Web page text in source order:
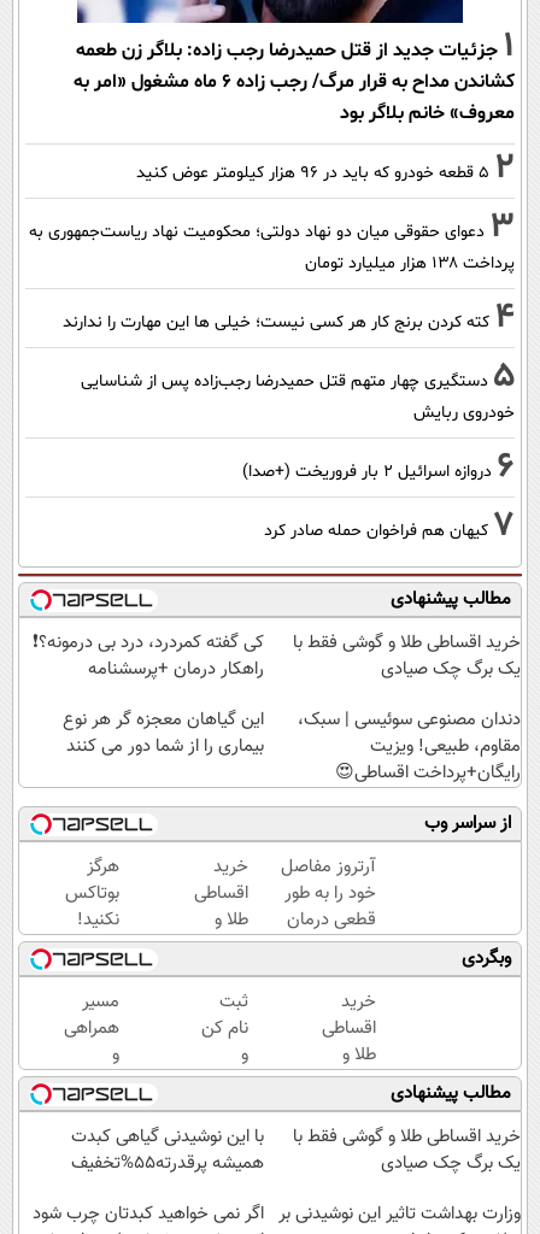
1 جزئیات جدید از قتل حمیدرضا رجب زاده: بلاگر زن طعمه
کشاندن مداح به قرار مرگ/ رجب زاده 6 ماه مشغول «امر به
معروف» خانم بلاگر بود
2 ۵ قطعه خودرو که باید در ۹۶ هزار کیلومتر عوض کنید
3 دعوای حقوقی میان دو نهاد دولتی؛ محکومیت نهاد ریاست‌جمهوری به
پرداخت ۱۳۸ هزار میلیارد تومان
4 کته کردن برنج کار هر کسی نیست؛ خیلی ها این مهارت را ندارند
5 دستگیری چهار متهم قتل حمیدرضا رجب‌زاده پس از شناسایی
خودروی ربایش
6 دروازه اسرائیل ۲ بار فروریخت (+صدا)
7 کیهان هم فراخوان حمله صادر کرد
مطالب پیشنهادی
خرید اقساطی طلا و گوشی فقط با
یک برگ چک صیادی
کی گفته کمردرد، درد بی درمونه؟❗
راهکار درمان +پرسشنامه
دندان مصنوعی سوئیسی | سبک،
مقاوم، طبیعی! ویزیت
رایگان+پرداخت اقساطی😍
این گیاهان معجزه گر هر نوع
بیماری را از شما دور می کنند
از سراسر وب
آرتروز مفاصل
خود را به طور
قطعی درمان
کنید!
◗پرسش‌نامه◖
خرید
اقساطی
طلا و
گوشی
فقط با
یک برگ
چک
صیادی
هرگز
بوتاکس
نکنید!
جوانساز
جلبک
پوست
شمارا
جوان
می کند
وبگردی
خرید
اقساطی
طلا و
گوشی
فقط با
یک برگ
ثبت
نام کن
و
سیگنال
رایگان
بگیر ✅
مسیر
همراهی
و
گزارش
عملکرد
گروه
اسنپ
۱۴۰۴
مطالب پیشنهادی
خرید اقساطی طلا و گوشی فقط با
یک برگ چک صیادی
با این نوشیدنی گیاهی کبدت
همیشه پرقدرته55%تخفیف
وزارت بهداشت تاثیر این نوشیدنی بر اگر نمی خواهید کبدتان چرب شود